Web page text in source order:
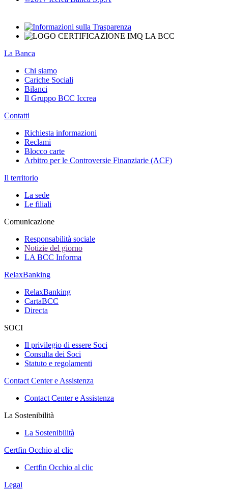
La Banca
Chi siamo
Cariche Sociali
Bilanci
Il Gruppo BCC Iccrea
Contatti
Richiesta informazioni
Reclami
Blocco carte
Arbitro per le Controversie Finanziarie (ACF)
Il territorio
La sede
Le filiali
Comunicazione
Responsabilità sociale
Notizie del giorno
LA BCC Informa
RelaxBanking
RelaxBanking
CartaBCC
Directa
SOCI
Il privilegio di essere Soci
Consulta dei Soci
Statuto e regolamenti
Contact Center e Assistenza
Contact Center e Assistenza
La Sostenibilità
La Sostenibilità
Certfin Occhio al clic
Certfin Occhio al clic
Legal